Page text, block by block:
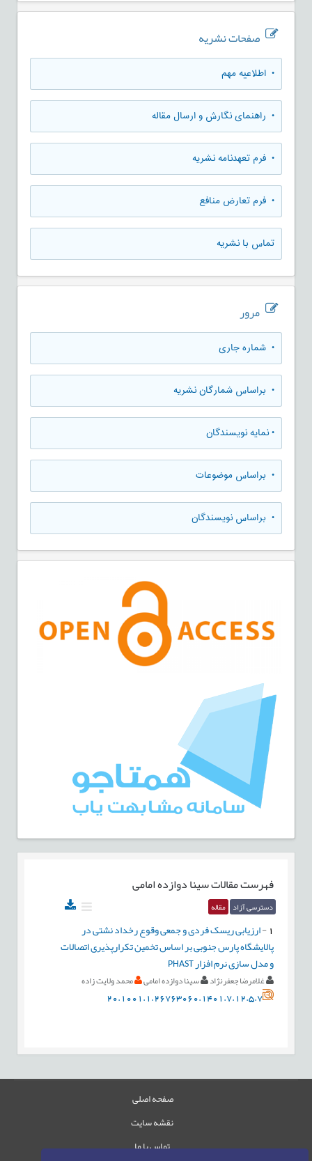
صفحات نشریه
• اطلاعیه مهم
• راهنمای نگارش و ارسال مقاله
• فرم تعهدنامه نشریه
• فرم تعارض منافع
تماس با نشریه
مرور
• شماره جاری
• براساس شمارگان نشریه
•نمایه نویسندگان
• براساس موضوعات
• براساس نویسندگان
فهرست مقالاتسینا دوازده امامی
دسترسی آزاد مقاله
-ارزیابی ریسک فردی و جمعی وقوع رخداد نشتی در
پالایشگاه پارس جنوبی بر اساس تخمین تکرارپذیری اتصالات
و مدل سازی نرم افزار PHAST
غلامرضا جعفرنژاد سینا دوازده امامی محمد ولایت زاده
20.1001.1.26763060.1401.7.12.5.7
صفحه اصلی
نقشه سایت
تماس با ما